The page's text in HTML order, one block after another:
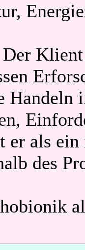
Der Klient
Handeln
er als
des